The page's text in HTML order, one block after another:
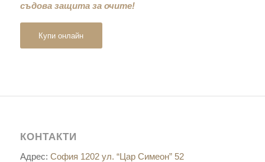
съдова защита за очите!
Купи онлайн
КОНТАКТИ
Адрес: София 1202 ул. “Цар Симеон” 52